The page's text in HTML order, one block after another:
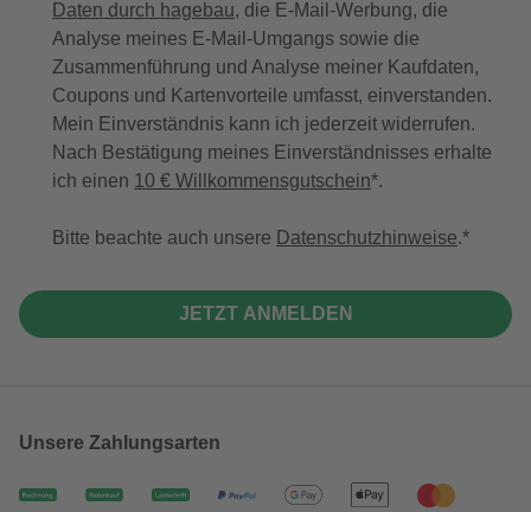
Daten durch hagebau, die E-Mail-Werbung, die
Analyse meines E-Mail-Umgangs sowie die
Zusammenführung und Analyse meiner Kaufdaten,
Coupons und Kartenvorteile umfasst, einverstanden.
Mein Einverständnis kann ich jederzeit widerrufen.
Nach Bestätigung meines Einverständnisses erhalte
ich einen 10 € Willkommensgutschein*.
Bitte beachte auch unsere Datenschutzhinweise.
JETZT ANMELDEN
Unsere Zahlungsarten